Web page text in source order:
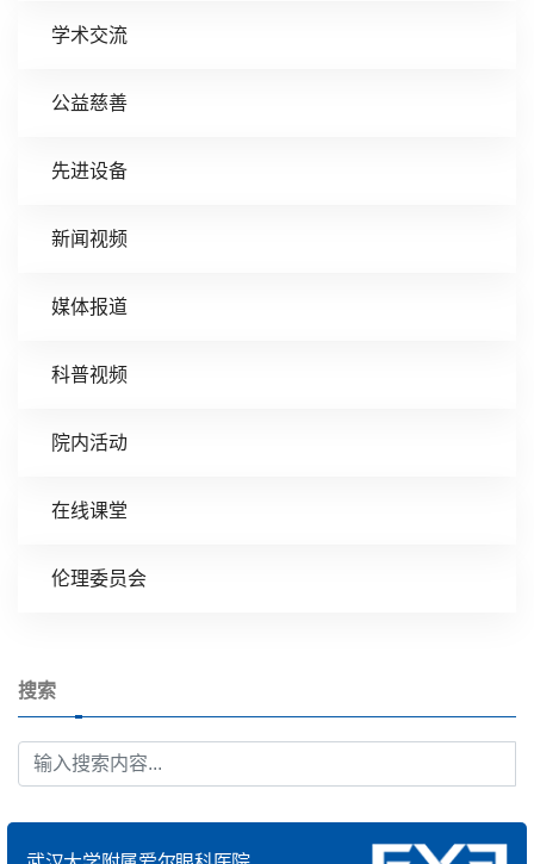
学术交流
公益慈善
先进设备
新闻视频
媒体报道
科普视频
院内活动
在线课堂
伦理委员会
搜索